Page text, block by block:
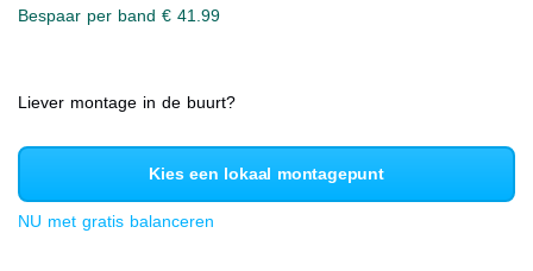
Bespaar per band € 41.99
Liever montage in de buurt?
Kies een lokaal montagepunt
NU met gratis balanceren